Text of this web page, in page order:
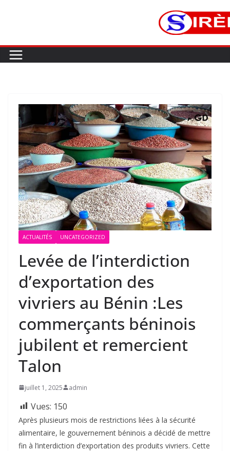
ACTUALITÉS UNCATEGORIZED
Levée de l’interdiction
d’exportation des
vivriers au Bénin :Les
commerçants béninois
jubilent et remercient
Talon
juillet 1, 2025 admin
Vues: 150
Après plusieurs mois de restrictions liées à la sécurité
alimentaire, le gouvernement béninois a décidé de mettre
fin à l’interdiction d’exportation des produits vivriers. Cette